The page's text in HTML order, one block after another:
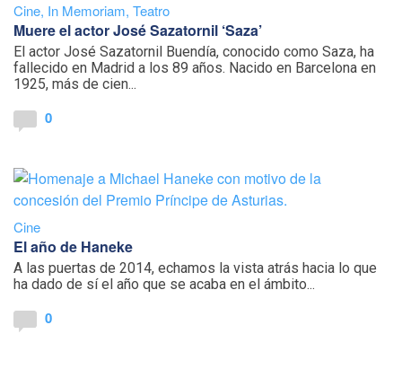
Cine, In Memoriam, Teatro
Muere el actor José Sazatornil ‘Saza’
El actor José Sazatornil Buendía, conocido como Saza, ha
fallecido en Madrid a los 89 años. Nacido en Barcelona en
1925, más de cien...
0
Cine
El año de Haneke
A las puertas de 2014, echamos la vista atrás hacia lo que
ha dado de sí el año que se acaba en el ámbito...
0